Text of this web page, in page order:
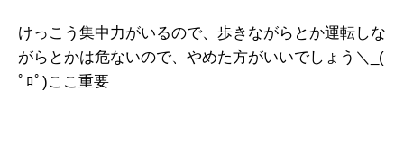
けっこう集中力がいるので、歩きながらとか運転しな
がらとかは危ないので、やめた方がいいでしょう＼_(
ﾟﾛﾟ)ここ重要